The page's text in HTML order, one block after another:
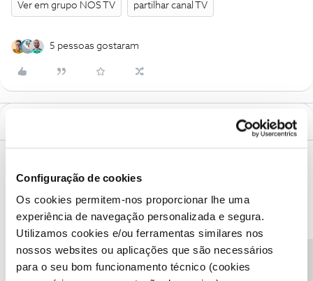
Configuração de cookies
Os cookies permitem-nos proporcionar lhe uma
experiência de navegação personalizada e segura.
Utilizamos cookies e/ou ferramentas similares nos
nossos websites ou aplicações que são necessários
para o seu bom funcionamento técnico (cookies
Ver em grupo NOS TV partilhar canal TV
5 pessoas gostaram
Mais antigos primeiro
um ID de erro e não sabe o que significa? Neste artigo explicamos
como resolver.